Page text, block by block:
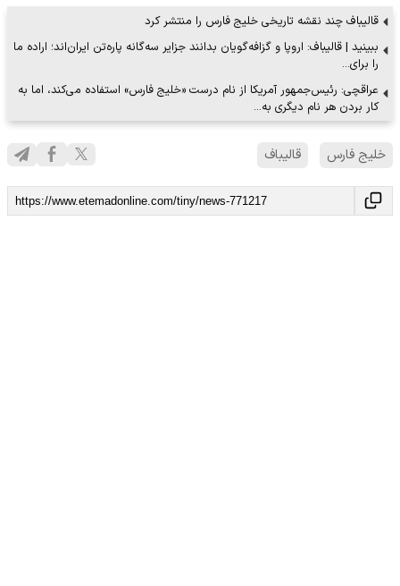
قالیباف چند نقشه تاریخی خلیج‌ فارس را منتشر کرد
ببینید | قالیباف: اروپا و گزافه‌گویان بدانند جزایر سه‌گانه‌ پاره‌تن ایران‌اند؛ اراده ما
را برای…
عراقچی: رئیس‌جمهور آمریکا از نام درست «خلیج فارس» استفاده می‌کند، اما به‌
کار بردن هر نام دیگری به…
خلیج فارس قالیباف